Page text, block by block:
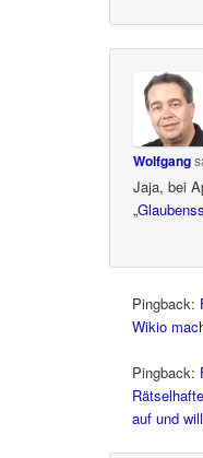
Wolfgang
Jaja, bei
Pingback:
Wikio
Pingback:
auf und